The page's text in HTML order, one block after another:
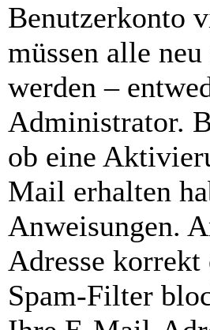
Benutzerkonto
müssen alle
werden –
Administrator.
ob eine
Mail erhalten
Anweisungen.
Adresse
Spam-Filter